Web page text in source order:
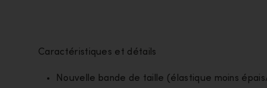
Caractéristiques et détails
Nouvelle bande de taille (élastique moins